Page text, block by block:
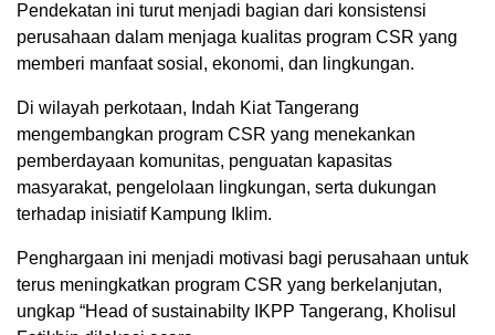
Pendekatan ini turut menjadi bagian dari konsistensi
perusahaan dalam menjaga kualitas program CSR yang
memberi manfaat sosial, ekonomi, dan lingkungan.
Di wilayah perkotaan, Indah Kiat Tangerang
mengembangkan program CSR yang menekankan
pemberdayaan komunitas, penguatan kapasitas
masyarakat, pengelolaan lingkungan, serta dukungan
terhadap inisiatif Kampung Iklim.
Penghargaan ini menjadi motivasi bagi perusahaan untuk
terus meningkatkan program CSR yang berkelanjutan,
ungkap “Head of sustainabilty IKPP Tangerang, Kholisul